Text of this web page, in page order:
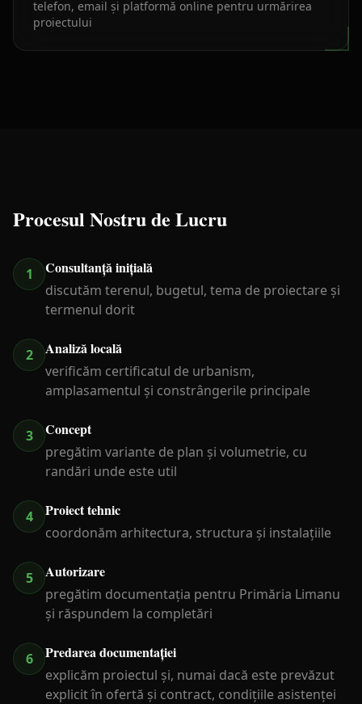
telefon, email și platformă online pentru urmărirea
proiectului
Procesul Nostru de Lucru
1 Consultanță inițială
discutăm terenul, bugetul, tema de proiectare și
termenul dorit
2 Analiză locală
verificăm certificatul de urbanism,
amplasamentul și constrângerile principale
3 Concept
pregătim variante de plan și volumetrie, cu
randări unde este util
4 Proiect tehnic
coordonăm arhitectura, structura și instalațiile
5 Autorizare
pregătim documentația pentru Primăria Limanu
și răspundem la completări
6 Predarea documentației
explicăm proiectul și, numai dacă este prevăzut
explicit în ofertă și contract, condițiile asistenței